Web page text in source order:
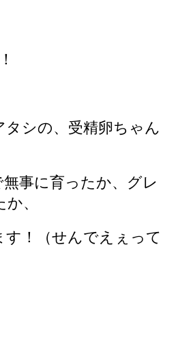
シの、受精卵ちゃん
事に育ったか、グレ
、
！（せんでえぇって